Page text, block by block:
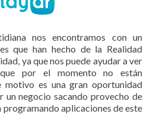
nos encontramos con un
que han hecho de la Realidad
ya que nos puede ayudar a ver
por el momento no están
motivo es una gran oportunidad
un negocio sacando provecho de
programando aplicaciones de este